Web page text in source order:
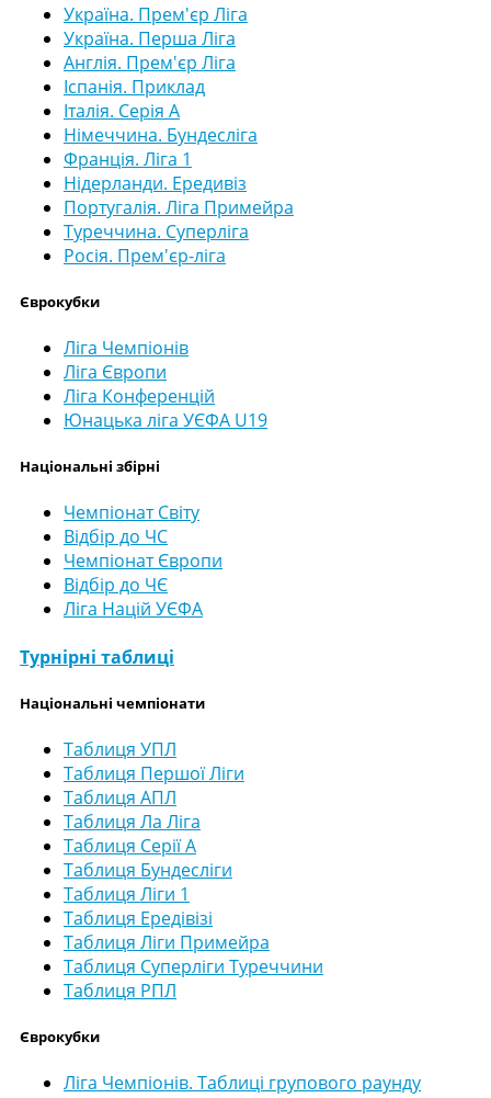
Україна. Прем'єр Ліга
Україна. Перша Ліга
Англія. Прем'єр Ліга
Іспанія. Приклад
Італія. Серія А
Німеччина. Бундесліга
Франція. Ліга 1
Нідерланди. Ередивіз
Португалія. Ліга Примейра
Туреччина. Суперліга
Росія. Прем'єр-ліга
Єврокубки
Ліга Чемпіонів
Ліга Європи
Ліга Конференцій
Юнацька ліга УЄФА U19
Національні збірні
Чемпіонат Світу
Відбір до ЧС
Чемпіонат Європи
Відбір до ЧЄ
Ліга Націй УЄФА
Турнірні таблиці
Національні чемпіонати
Таблиця УПЛ
Таблиця Першої Ліги
Таблиця АПЛ
Таблиця Ла Ліга
Таблиця Серії А
Таблиця Бундесліги
Таблиця Ліги 1
Таблиця Ередівізі
Таблиця Ліги Примейра
Таблиця Суперліги Туреччини
Таблиця РПЛ
Єврокубки
Ліга Чемпіонів. Таблиці групового раунду